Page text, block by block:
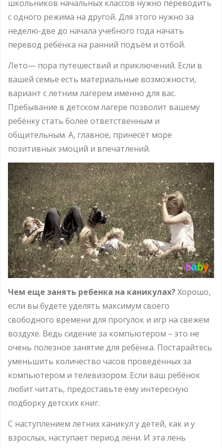
школьников начальных классов нужно переводить
с одного режима на другой. Для этого нужно за
неделю-две до начала учебного года начать
перевод ребёнка на ранний подъём и отбой.
Лето— пора путешествий и приключений. Если в
вашей семье есть материальные возможности,
вариант с летним лагерем именно для вас.
Пребывание в детском лагере позволит вашему
ребёнку стать более ответственным и
общительным. А, главное, принесёт море
позитивных эмоций и впечатлений.
Чем еще занять ребенка на каникулах?Хорошо,
если вы будете уделять максимум своего
свободного времени для прогулок и игр на свежем
воздухе. Ведь сидение за компьютером – это не
очень полезное занятие для ребёнка. Постарайтесь
уменьшить количество часов проведённых за
компьютером и телевизором. Если ваш ребёнок
любит читать, предоставьте ему интересную
подборку детских книг.
С наступлением летних каникул у детей, как и у
взрослых, наступает период лени. И эта лень